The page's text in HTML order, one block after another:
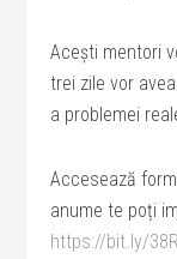
Acești mentori
trei zile vor
a problemei
Accesează
anume te poți
https://bit.ly/